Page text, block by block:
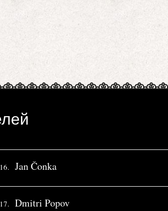
Jan Čonka
Dmitri Popov